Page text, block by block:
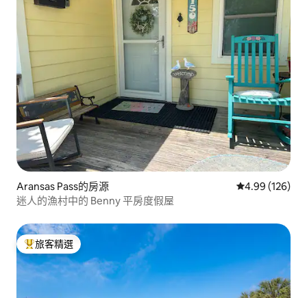
Aransas Pass的房源 從 126 則評價
4.99 (126)
迷人的漁村中的 Benny 平房度假屋
旅客精選榜首
旅客精選